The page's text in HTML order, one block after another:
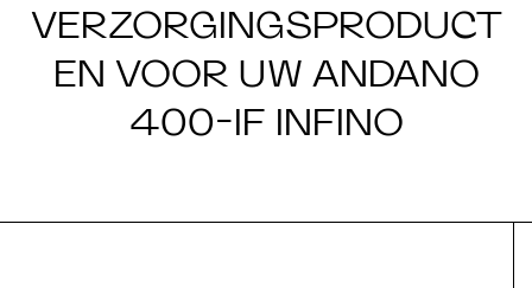
VERZORGINGSPRODUCT
EN VOOR UW ANDANO
400-IF INFINO